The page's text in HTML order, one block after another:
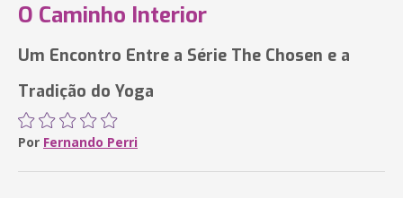
O Caminho Interior
Um Encontro Entre a Série The Chosen e a
Tradição do Yoga
Por Fernando Perri